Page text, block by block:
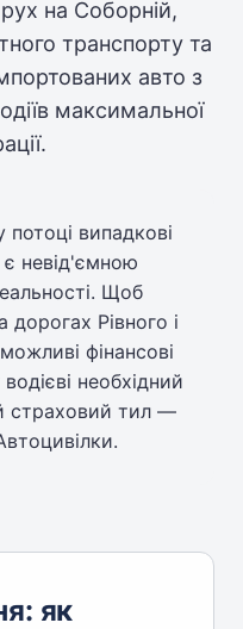
на Соборній,
транспорту та
авто з
максимальної
випадкові
є невід'ємною
Щоб
дорогах Рівного і
фінансові
необхідний
страховий тил —
як